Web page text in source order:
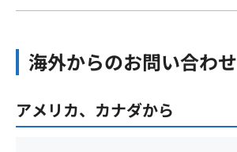
海外からのお問い合わせ
アメリカ、カナダから